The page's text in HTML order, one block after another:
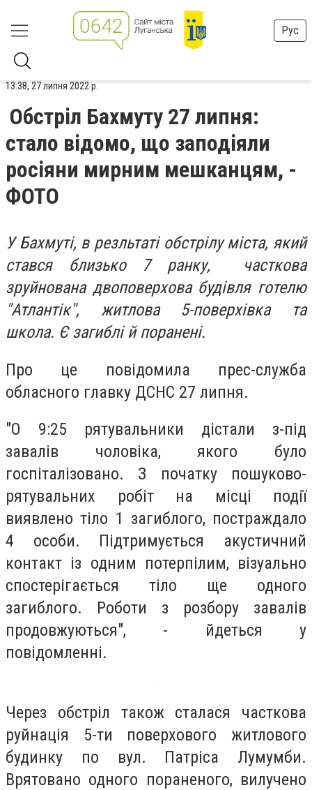
Рус
13:38, 27 липня 2022 р.
Обстріл Бахмуту 27 липня:
стало відомо, що заподіяли
росіяни мирним мешканцям, -
ФОТО
У Бахмуті, в резльтаті обстрілу міста, який
стався близько 7 ранку, часткова
зруйнована двоповерхова будівля готелю
"Атлантік", житлова 5-поверхівка та
школа. Є загиблі й поранені.
Про це повідомила прес-служба
обласного главку ДСНС 27 липня.
"О 9:25 рятувальники дістали з-під
завалів чоловіка, якого було
госпіталізовано. З початку пошуково-
рятувальних робіт на місці події
виявлено тіло 1 загиблого, постраждало
4 особи. Підтримується акустичний
контакт із одним потерпілим, візуально
спостерігається тіло ще одного
загиблого. Роботи з розбору завалів
продовжуються", - йдеться у
повідомленні.
Через обстріл також сталася часткова
руйнація 5-ти поверхового житлового
будинку по вул. Патріса Лумумби.
Врятовано одного пораненого, вилучено